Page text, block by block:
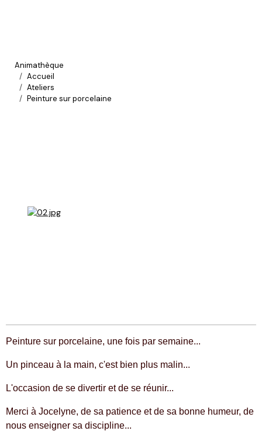
Animathèque
Accueil
Ateliers
Peinture sur porcelaine
Peinture sur porcelaine, une fois par semaine...
Un pinceau à la main, c'est bien plus malin...
L'occasion de se divertir et de se réunir...
Merci à Jocelyne, de sa patience et de sa bonne humeur, de
nous enseigner sa discipline...